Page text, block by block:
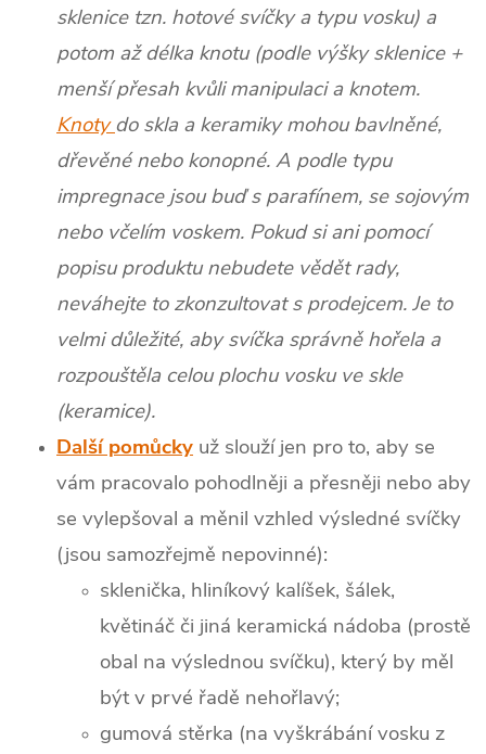
sklenice tzn. hotové svíčky a typu vosku) a
potom až délka knotu (podle výšky sklenice +
menší přesah kvůli manipulaci a knotem.
Knotydo skla a keramiky mohou bavlněné,
dřevěné nebo konopné. A podle typu
impregnace jsou buď s parafínem, se sojovým
nebo včelím voskem. Pokud si ani pomocí
popisu produktu nebudete vědět rady,
neváhejte to zkonzultovat s prodejcem. Je to
velmi důležité, aby svíčka správně hořela a
rozpouštěla celou plochu vosku ve skle
(keramice).
Další pomůcky už slouží jen pro to, aby se
vám pracovalo pohodlněji a přesněji nebo aby
se vylepšoval a měnil vzhled výsledné svíčky
(jsou samozřejmě nepovinné):
sklenička, hliníkový kalíšek, šálek,
květináč či jiná keramická nádoba (prostě
obal na výslednou svíčku), který by měl
být v prvé řadě nehořlavý;
gumová stěrka (na vyškrábání vosku z